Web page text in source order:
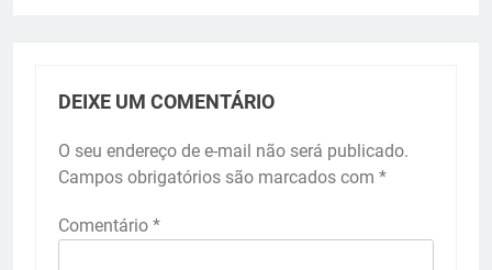
DEIXE UM COMENTÁRIO
O seu endereço de e-mail não será publicado.
Campos obrigatórios são marcados com *
Comentário *